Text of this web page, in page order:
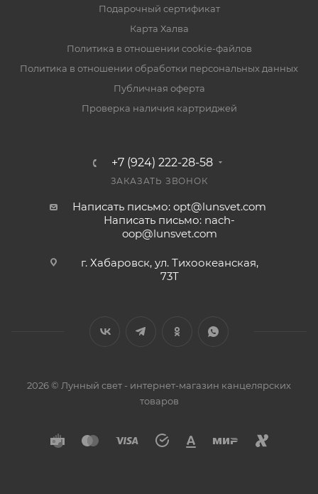
Подарочный сертификат
Карта Халва
Политика в отношении cookie-файлов
Политика в отношении обработки персональных данных
Публичная оферта
Проверка наличия картриджей
+7 (924) 222-28-58
ЗАКАЗАТЬ ЗВОНОК
Написать письмо: opt@lunsvet.com
Написать письмо: nach-
oop@lunsvet.com
г. Хабаровск, ул. Тихоокеанская,
73Т
2026 © Лунный свет - интернет-магазин канцелярских
товаров